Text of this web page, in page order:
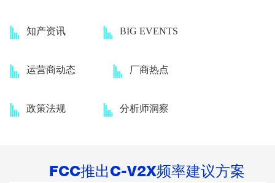
知产资讯 BIG EVENTS
运营商动态 厂商热点
政策法规 分析师洞察
FCC推出C-V2X频率建议方案